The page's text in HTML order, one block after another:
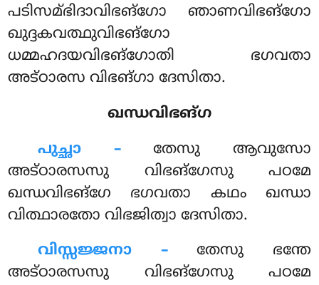
പടിസമ്ഭിദാവിഭങ്ഗോ ഞാണവിഭങ്ഗോ
ഖുദ്ദകവത്ഥുവിഭങ്ഗോ
ധമ്മഹദയവിഭങ്ഗോതി ഭഗവതാ
അട്ഠാരസ വിഭങ്ഗാ ദേസിതാ.
ഖന്ധവിഭങ്ഗ
പുച്ഛാ –തേസു ആവുസോ
അട്ഠാരസസു വിഭങ്ഗേസു പഠമേ
ഖന്ധവിഭങ്ഗേ ഭഗവതാ കഥം ഖന്ധാ
വിത്ഥാരതോ വിഭജിത്വാ ദേസിതാ.
വിസ്സജ്ജനാ –തേസു ഭന്തേ
അട്ഠാരസസു വിഭങ്ഗേസു പഠമേ